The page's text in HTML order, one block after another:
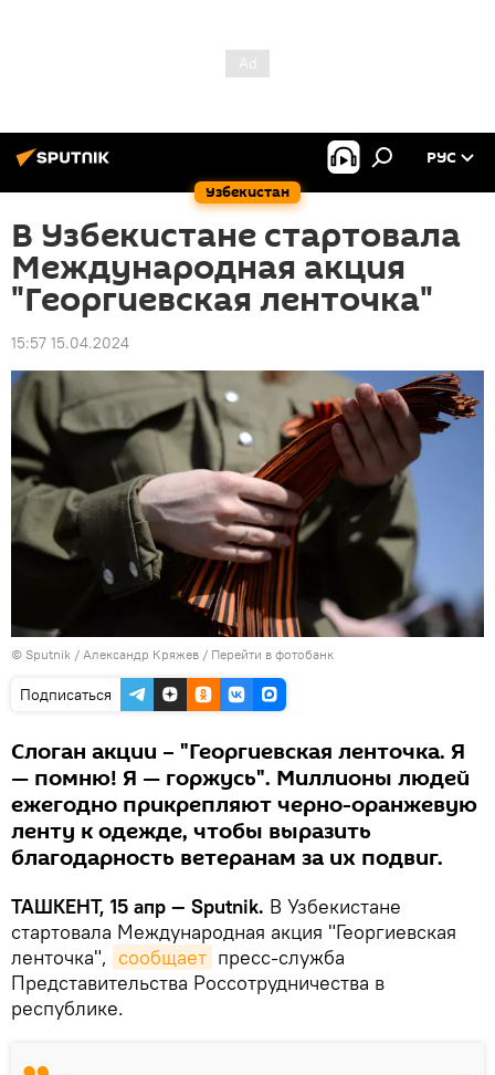
Узбекистан
РУС
В Узбекистане стартовала
Международная акция
"Георгиевская ленточка"
15:57 15.04.2024
© Sputnik / Александр Кряжев / Перейти в фотобанк
Подписаться
Слоган акции – "Георгиевская ленточка. Я
— помню! Я — горжусь". Миллионы людей
ежегодно прикрепляют черно-оранжевую
ленту к одежде, чтобы выразить
благодарность ветеранам за их подвиг.
ТАШКЕНТ, 15 апр — Sputnik. В Узбекистане
стартовала Международная акция "Георгиевская
ленточка", сообщает пресс-служба
Представительства Россотрудничества в
республике.